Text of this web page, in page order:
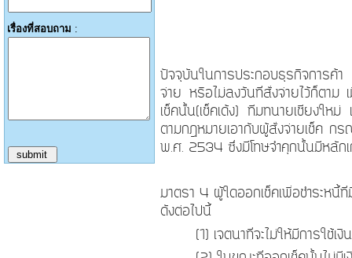
เรื่องที่สอบถาม :
ปัจจุบันในการประกอบธุรกิจการค้า
จ่าย หรือไม่ลงวันที่สั่งจ่ายไว้ก็ตาม
เช็คนั้น(เช็คเด้ง) ทีมทนายเชียงให
ตามกฎหมายเอากับผู้สั่งจ่ายเช็ค กร
พ.ศ. 2534 ซึ่งมีโทษจำคุกนั้นมีหลั
มาตรา 4 ผู้ใดออกเช็คเพื่อชำระหนี้
ดังต่อไปนี้
(1) เจตนาที่จะไม่ให้มีการใช้เ